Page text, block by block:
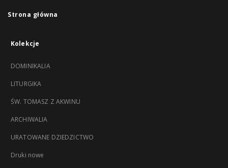
Strona główna
Kolekcje
DOMINIKALIA
LITURGIKA
ŚW. TOMASZ Z AKWINU
ARCHIWALIA
URATOWANE DZIEDZICTWO
Druki nowe